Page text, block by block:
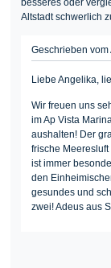
besseres oder
Altstadt schwerlich
Geschrieben vom
Liebe Angelika,
Wir freuen uns
im Ap Vista
aushalten! Der
frische
ist immer
den
gesundes und
zwei! Adeus aus